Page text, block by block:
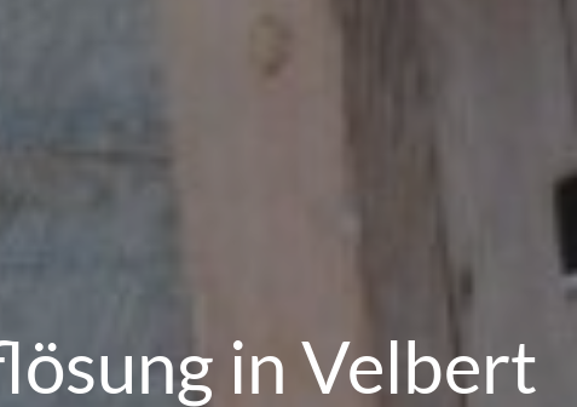
in Velbert